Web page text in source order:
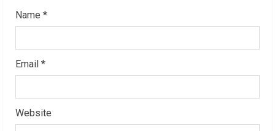
Name *
Email *
Website